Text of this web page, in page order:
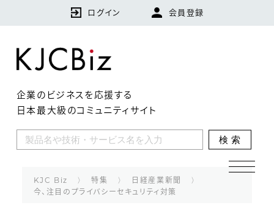
ログイン 会員登録
企業のビジネスを応援する
日本最大級のコミュニティサイト
検索
KJCBizとは
特集
企業
KJC Biz 特集
日経産業新聞
今、注目のプライバシーセキュリティ対策